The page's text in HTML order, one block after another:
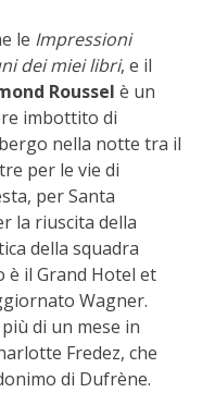
le Impressioni
dei miei libri, e il
Roussel è un
imbottito di
nella notte tra il
per le vie di
per Santa
la riuscita della
della squadra
è il Grand Hotel et
Wagner.
di un mese in
Fredez, che
di Dufrène.